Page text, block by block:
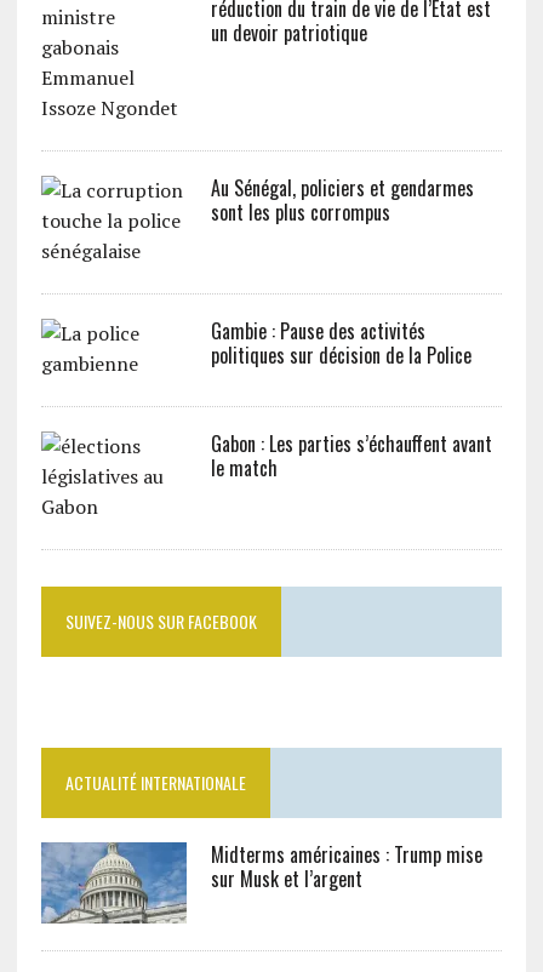
réduction du train de vie de l’Etat est
un devoir patriotique
Au Sénégal, policiers et gendarmes
sont les plus corrompus
Gambie : Pause des activités
politiques sur décision de la Police
Gabon : Les parties s’échauffent avant
le match
SUIVEZ-NOUS SUR FACEBOOK
ACTUALITÉ INTERNATIONALE
Midterms américaines : Trump mise
sur Musk et l’argent